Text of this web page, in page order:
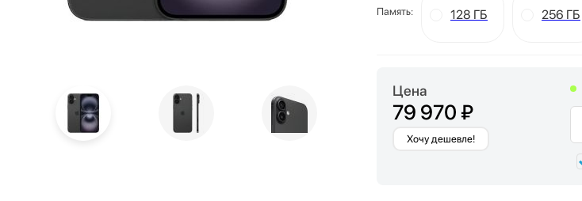
Память: 128 ГБ 256 ГБ
Цена
79 970 ₽
Хочу дешевле!